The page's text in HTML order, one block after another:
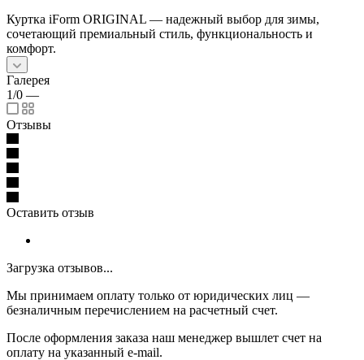
Куртка iForm ORIGINAL — надежный выбор для зимы,
сочетающий премиальный стиль, функциональность и
комфорт.
Галерея
1/0 —
Отзывы
Оставить отзыв
Загрузка отзывов...
Мы принимаем оплату только от юридических лиц —
безналичным перечислением на расчетный счет.
После оформления заказа наш менеджер вышлет счет на
оплату на указанный e-mail.